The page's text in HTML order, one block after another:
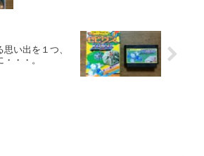
思い出を１つ、
・・。